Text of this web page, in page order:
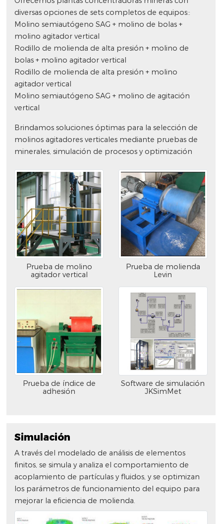
diversas opciones de sets completos de equipos::
Molino semiautógeno SAG + molino de bolas +
molino agitador vertical
Rodillo de molienda de alta presión + molino de
bolas + molino agitador vertical
Rodillo de molienda de alta presión + molino
agitador vertical
Molino semiautógeno SAG + molino de agitación
vertical
Brindamos soluciones óptimas para la selección de
molinos agitadores verticales mediante pruebas de
minerales, simulación de procesos y optimización
Prueba de molino
agitador vertical
Prueba de molienda
Levin
Prueba de índice de
adhesión
Software de simulación
JKSimMet
Simulación
A través del modelado de análisis de elementos
finitos, se simula y analiza el comportamiento de
acoplamiento de partículas y fluidos, y se optimizan
los parámetros de funcionamiento del equipo para
mejorar la eficiencia de molienda.